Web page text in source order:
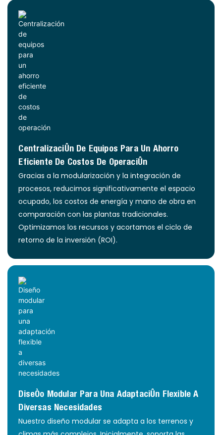
Centralización De Equipos Para Un Ahorro
Eficiente De Costos De Operación
Gracias a la modularización y la integración de
procesos, reducimos significativamente el espacio
ocupado, los costos de energía y mano de obra en
comparación con las plantas tradicionales.
Optimizamos los recursos y acortamos el ciclo de
retorno de la inversión (ROI).
Diseño Modular Para Una Adaptación Flexible A
Diversas Necesidades
Nuestro diseño modular se adapta a los terrenos y